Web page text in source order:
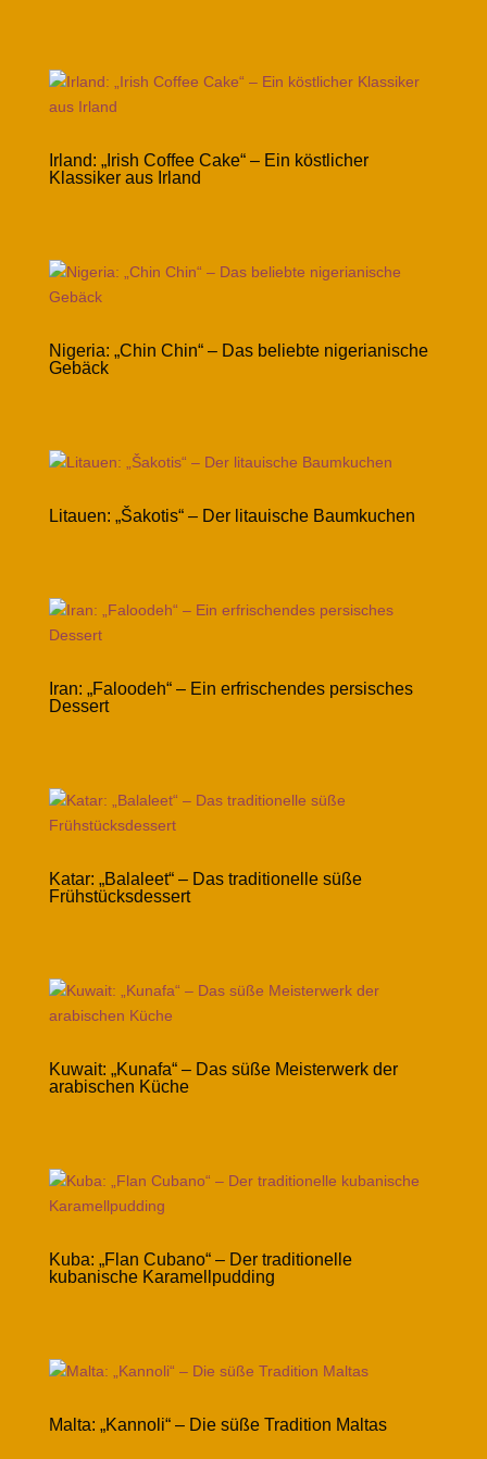
Irland: „Irish Coffee Cake“ – Ein köstlicher
Klassiker aus Irland
Nigeria: „Chin Chin“ – Das beliebte nigerianische
Gebäck
Litauen: „Šakotis“ – Der litauische Baumkuchen
Iran: „Faloodeh“ – Ein erfrischendes persisches
Dessert
Katar: „Balaleet“ – Das traditionelle süße
Frühstücksdessert
Kuwait: „Kunafa“ – Das süße Meisterwerk der
arabischen Küche
Kuba: „Flan Cubano“ – Der traditionelle
kubanische Karamellpudding
Malta: „Kannoli“ – Die süße Tradition Maltas